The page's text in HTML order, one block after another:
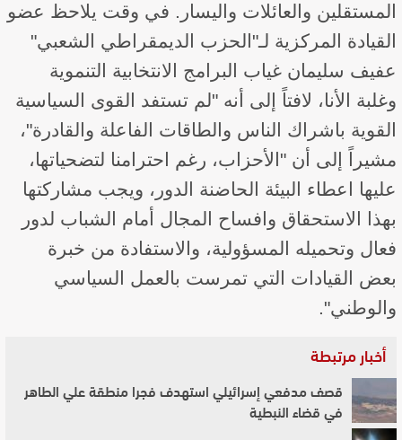
المستقلين والعائلات واليسار. في وقت يلاحظ عضو
القيادة المركزية لـ"الحزب الديمقراطي الشعبي"
عفيف سليمان غياب البرامج الانتخابية التنموية
وغلبة الأنا، لافتاً إلى أنه "لم تستفد القوى السياسية
القوية باشراك الناس والطاقات الفاعلة والقادرة"،
مشيراً إلى أن "الأحزاب، رغم احترامنا لتضحياتها،
عليها اعطاء البيئة الحاضنة الدور، ويجب مشاركتها
بهذا الاستحقاق وافساح المجال أمام الشباب لدور
فعال وتحميله المسؤولية، والاستفادة من خبرة
بعض القيادات التي تمرست بالعمل السياسي
والوطني".
أخبار مرتبطة
قصف مدفعي إسرائيلي استهدف فجرا منطقة علي الطاهر
في قضاء النبطية